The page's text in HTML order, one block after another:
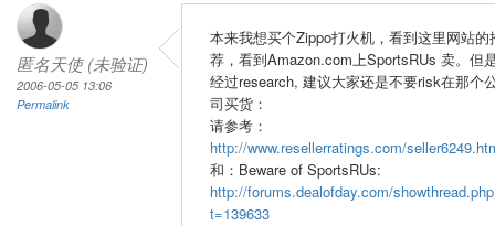
匿名天使 (未验证)
2006-05-05 13:06
Permalink
本来我想买个Zippo打火机，看到这里网站的
荐，看到Amazon.com上SportsRUs 卖。但
经过research, 建议大家还是不要risk在那个
司买货：
请参考：
http://www.resellerratings.com/
和：Beware of SportsRUs:
http://forums.dealofday.com/
t=139633